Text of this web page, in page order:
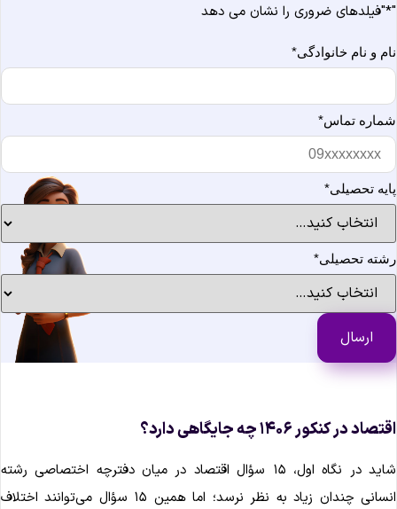
*"فیلدهای ضروری را نشان می دهد
و نام خانوادگی *
تماس *
تحصیلی *
تحصیلی *
در کنکور ۱۴۰۶ چه جایگاهی دارد؟
شاید در نگاه اول، ۱۵ سؤال اقتصاد در میان دفترچه اختصاصی رشته
انسانی چندان زیاد به نظر نرسد؛ اما همین ۱۵ سؤال می‌توانند اختلاف